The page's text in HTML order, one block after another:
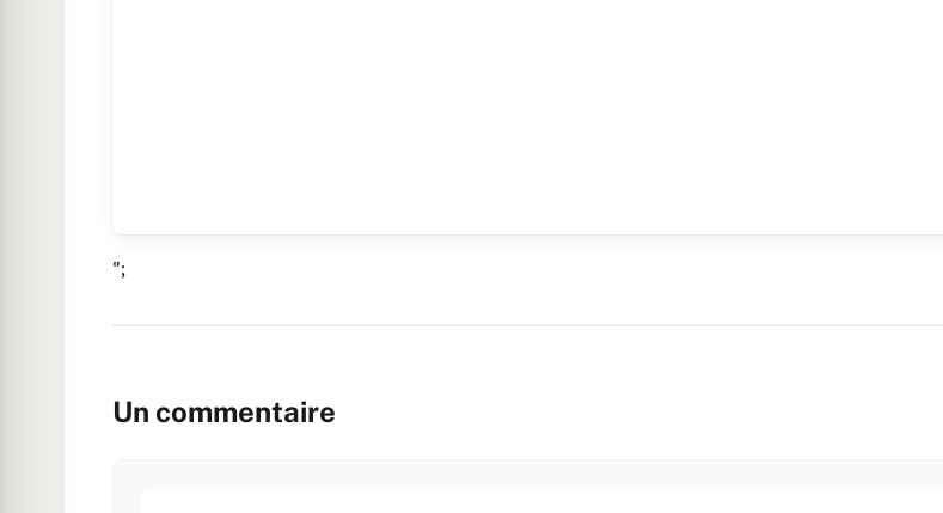
";
Un commentaire